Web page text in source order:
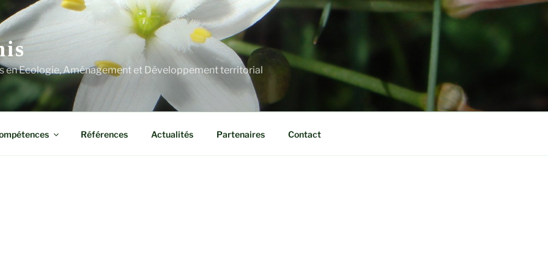
en Ecologie, Aménagement et Développement territorial
Références Actualités Partenaires Contact